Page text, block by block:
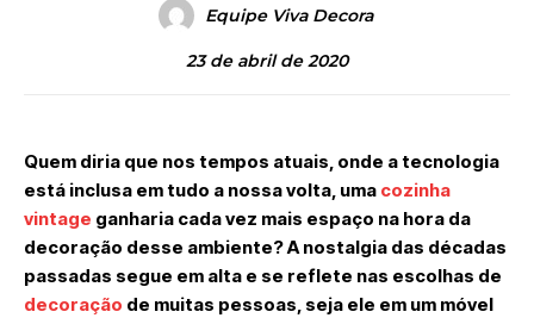
Equipe Viva Decora
23 de abril de 2020
Quem diria que nos tempos atuais, onde a tecnologia
está inclusa em tudo a nossa volta, uma cozinha
vintage ganharia cada vez mais espaço na hora da
decoração desse ambiente? A nostalgia das décadas
passadas segue em alta e se reflete nas escolhas de
decoração de muitas pessoas, seja ele em um móvel